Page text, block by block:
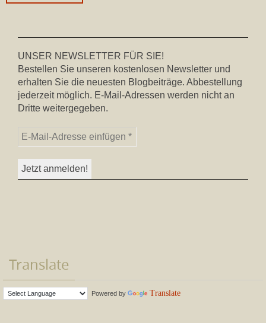
UNSER NEWSLETTER FÜR SIE!
Bestellen Sie unseren kostenlosen Newsletter und
erhalten Sie die neuesten Blogbeiträge. Abbestellung
jederzeit möglich. E-Mail-Adressen werden nicht an
Dritte weitergegeben.
Translate
Powered by Translate